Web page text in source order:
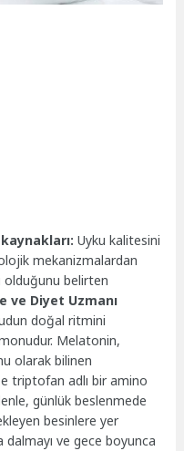
Uyku kalitesini
mekanizmalardan
belirten
ve Diyet Uzmanı
doğal ritmini
Melatonin,
olarak bilinen
triptofan adlı bir amino
günlük beslenmede
besinlere yer
ve gece boyunca